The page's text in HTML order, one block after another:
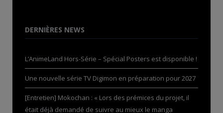
DERNIÈRES NEWS
L’AnimeLand Hors-Série – Spécial Posters est disponible !
Une nouvelle série TV Digimon en préparation pour 2027
[Entretien] Mokochan : « Lors des prémices du projet, il
était déjà demandé de suivre au mieux le manga